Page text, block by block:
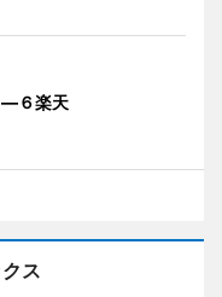
―６楽天
ス